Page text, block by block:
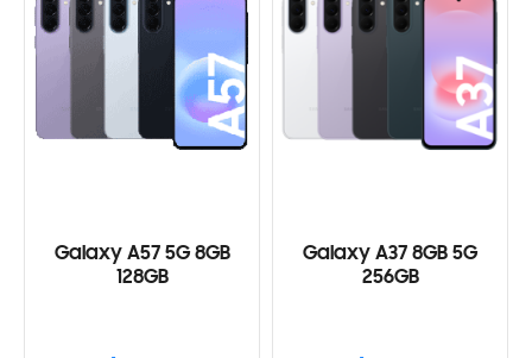
Galaxy A57 5G 8GB
128GB
Galaxy A37 8GB 5G
256GB